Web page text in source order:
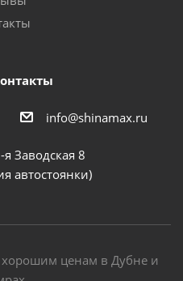
info@shinamax.ru
Заводская 8
автостоянки)
ценам в Дубне и